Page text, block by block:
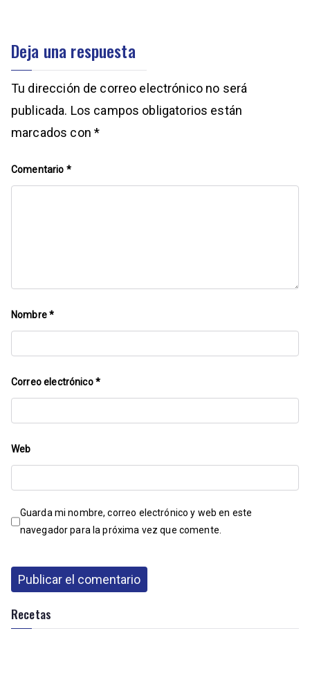
Deja una respuesta
Tu dirección de correo electrónico no será
publicada. Los campos obligatorios están
marcados con *
Comentario *
Nombre*
Correo electrónico*
Web
Guarda mi nombre, correo electrónico y web en este
navegador para la próxima vez que comente.
Recetas